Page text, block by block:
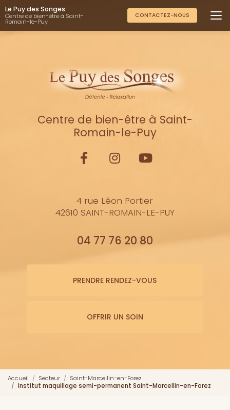
Aller
au
contenu
principal
Le Puy des Songes
Centre de bien-être à Saint-
Romain-le-Puy
CONTACTEZ-NOUS
Centre de bien-être à Saint-
Romain-le-Puy
4 rue Léon Portier
42610 SAINT-ROMAIN-LE-PUY
04 77 76 20 80
PRENDRE RENDEZ-VOUS
OFFRIR UN SOIN
Accueil Secteur
Saint-Marcellin-en-Forez
Institut maquillage semi-permanent Saint-Marcellin-en-Forez